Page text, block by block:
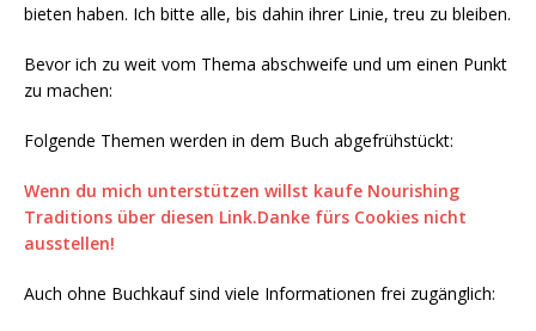
bieten haben. Ich bitte alle, bis dahin ihrer Linie, treu zu bleiben.
Bevor ich zu weit vom Thema abschweife und um einen Punkt
zu machen:
Folgende Themen werden in dem Buch abgefrühstückt:
Wenn du mich unterstützen willst kaufe Nourishing
Traditions über diesen Link.Danke fürs Cookies nicht
ausstellen!
Auch ohne Buchkauf sind viele Informationen frei zugänglich: